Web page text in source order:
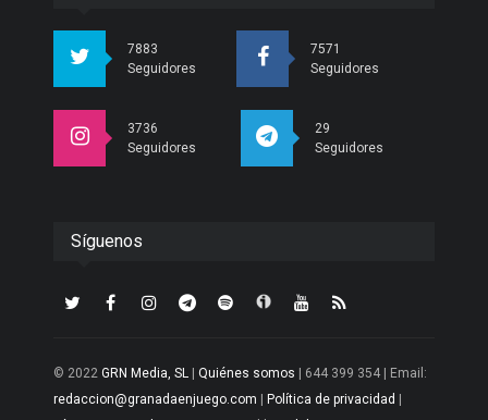
7883
Seguidores
7571
Seguidores
3736
Seguidores
29
Seguidores
Síguenos
© 2022 GRN Media, SL | Quiénes somos | 644 399 354 | Email:
redaccion@granadaenjuego.com | Política de privacidad |